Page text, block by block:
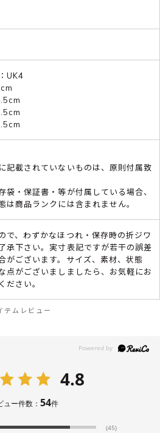
UK4
記載されていないものは、原則付属致
袋・保証書・等が付属している場合、
は商品ランクには含まれません。
で、わずかなほつれ・保存時の折ジワ
承下さい。実寸表記ですが若干の誤差
がございます。サイズ、素材、状態
点がございましましたら、お気軽にお
ださい。
テムレビュー
4.8
ュー件数： 54件
(45)